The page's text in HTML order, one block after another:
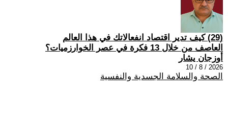
(29) كيف تدير اقتصاد انفعالاتك في هذا العالم
العاصف من خلال 13 فكرة في عصر الخوارزميات؟
أوزجان يشار
2026 / 8 / 10
الصحة والسلامة الجسدية والنفسية